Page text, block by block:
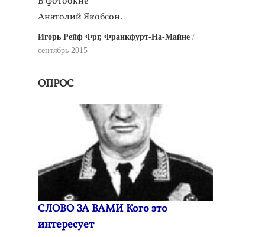
Анатолий Якобсон.
Игорь Рейф Фрг, Франкфурт-На-Майне
сентябрь 2015
ОПРОС
СЛОВО ЗА ВАМИ Кого это
интересует